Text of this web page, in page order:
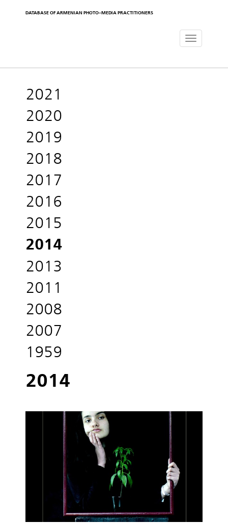
DATABASE OF ARMENIAN PHOTO-MEDIA PRACTITIONERS
Toggle
2021
2020
2019
2018
2017
2016
2015
2014
2013
2011
2008
2007
1959
2014